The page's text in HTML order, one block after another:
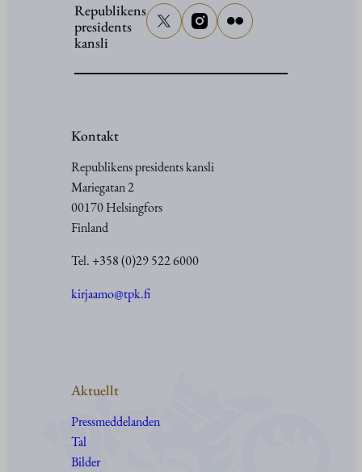
Republikens
presidents
kansli
Kontakt
Republikens presidents kansli
Mariegatan 2
00170 Helsingfors
Finland
Tel. +358 (0)29 522 6000
kirjaamo@tpk.fi
Aktuellt
Pressmeddelanden
Tal
Bilder